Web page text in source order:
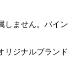
しません。バイン
リジナルブランド